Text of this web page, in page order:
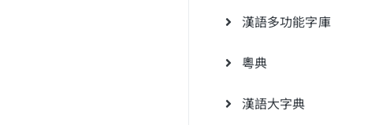
漢語多功能字庫
粵典
漢語大字典